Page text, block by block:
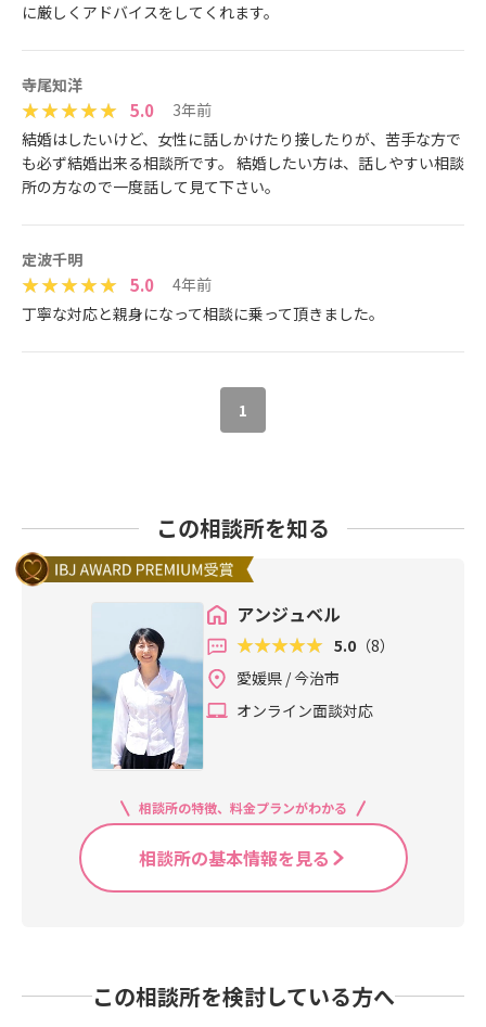
に厳しくアドバイスをしてくれます。
寺尾知洋
5.0
3年前
結婚はしたいけど、女性に話しかけたり接したりが、苦手な方で
も必ず結婚出来る相談所です。 結婚したい方は、話しやすい相談
所の方なので一度話して見て下さい。
定波千明
5.0
4年前
丁寧な対応と親身になって相談に乗って頂きました。
1
この相談所を知る
アンジュベル
5.0 （8）
愛媛県 / 今治市
オンライン面談対応
相談所の特徴、料金プランがわかる
相談所の基本情報を見る
この相談所を検討している方へ